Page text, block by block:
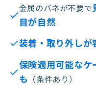
金属のバネが不要で
目が自然
装着・取り外しが
保険適用可能なケ
も （条件あり）